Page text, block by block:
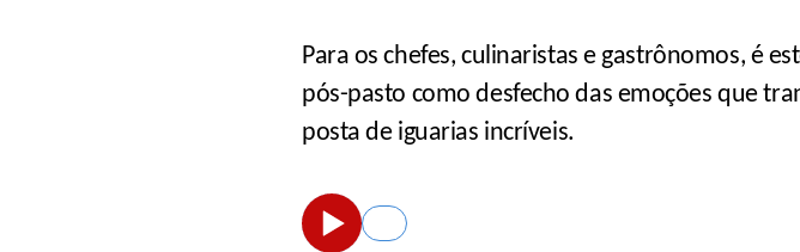
Para os chefes, culinaristas e gastrônomos, é
pós-pasto como desfecho das emoções que
posta de iguarias incríveis.